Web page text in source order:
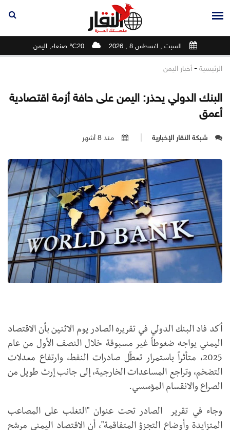
السبت , اغسطس 8 , 2026 20℃ صنعاء, اليمن
الرئيسية - أخبار اليمن
البنك الدولي يحذر: اليمن على حافة أزمة اقتصادية
أعمق
شبكة النقار الإخبارية منذ 8 أشهر
أكد فاد البنك الدولي في تقريره الصادر يوم الاثنين بأن الاقتصاد
اليمني يواجه ضغوطاً غير مسبوقة خلال النصف الأول من عام
2025، متأثراً باستمرار تعطّل صادرات النفط، وارتفاع معدلات
التضخم، وتراجع المساعدات الخارجية، إلى جانب إرث طويل من
الصراع والانقسام المؤسسي.
وجاء في تقرير الصادر تحت عنوان "التغلب على المصاعب
المتزايدة وأوضاع التجزؤ المتفاقمة"، أن الاقتصاد اليمني مرشح